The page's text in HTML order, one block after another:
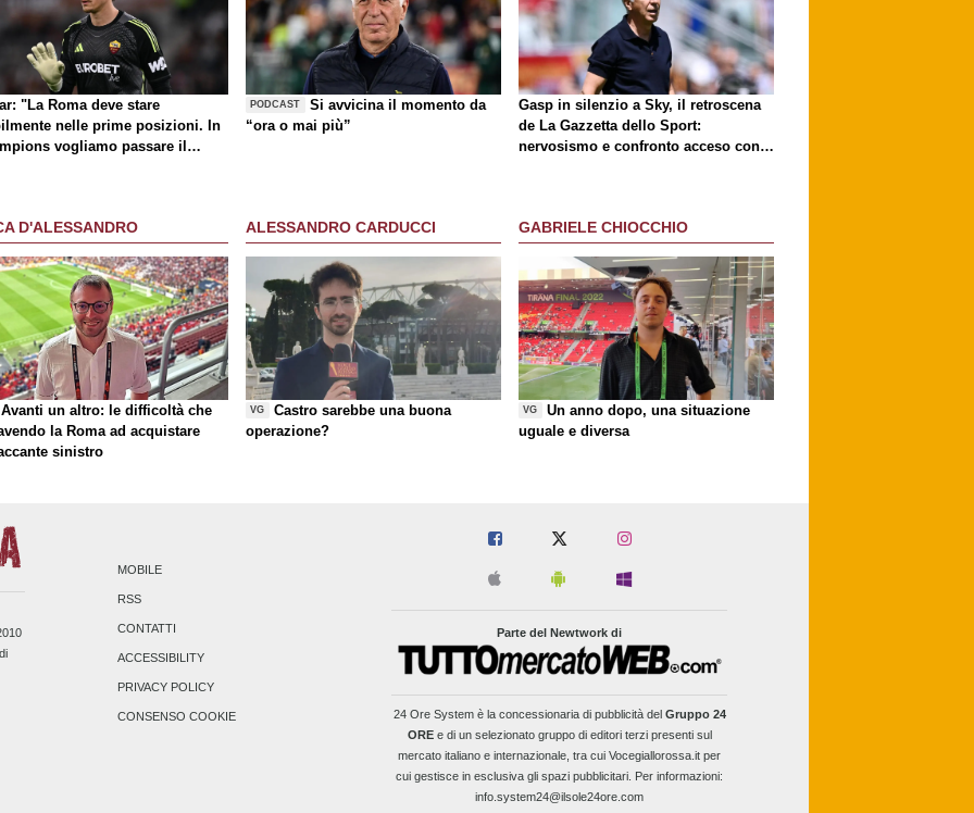
"La Roma deve stare
nelle prime posizioni. In
vogliamo passare il
PODCAST
Si avvicina il momento da
“ora o mai più”
Gasp in silenzio a Sky, il retroscena
de La Gazzetta dello Sport:
nervosismo e confronto acceso con
D'ALESSANDRO
Avanti un altro: le difficoltà che
la Roma ad acquistare
sinistro
ALESSANDRO CARDUCCI
VG
Castro sarebbe una buona
operazione?
GABRIELE CHIOCCHIO
VG
Un anno dopo, una situazione
uguale e diversa
MOBILE
RSS
CONTATTI
ACCESSIBILITY
PRIVACY POLICY
CONSENSO COOKIE
Parte del Newtwork di
24 Ore Systemè la concessionaria di pubblicità del Gruppo 24
OREe di un selezionato gruppo di editori terzi presenti sul
mercato italiano e internazionale, tra cui Vocegiallorossa.it per
cui gestisce in esclusiva gli spazi pubblicitari. Per informazioni:
info.system24@ilsole24ore.com